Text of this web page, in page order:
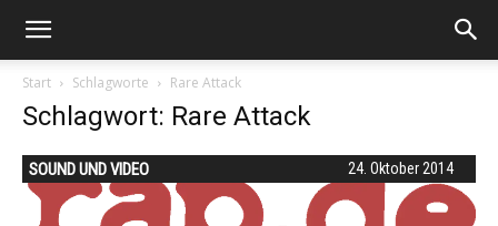
Start Schlagworte Rare Attack
Schlagwort: Rare Attack
24. Oktober 2014
SOUND UND VIDEO